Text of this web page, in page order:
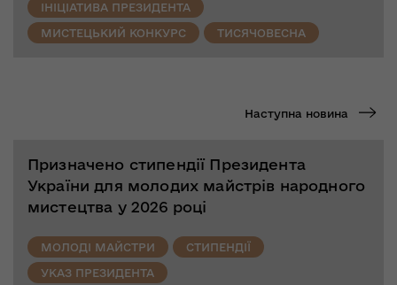
ІНІЦІАТИВА ПРЕЗИДЕНТА
МИСТЕЦЬКИЙ КОНКУРС ТИСЯЧОВЕСНА
Наступна новина
Призначено стипендії Президента
України для молодих майстрів народного
мистецтва у 2026 році
МОЛОДІ МАЙСТРИ СТИПЕНДІЇ
УКАЗ ПРЕЗИДЕНТА